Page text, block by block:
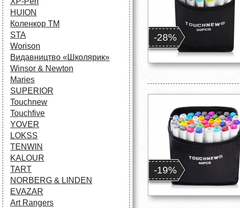
HUION
Коленкор ТМ
STA
Worison
Видавництво «Школярик»
Winsor & Newton
Maries
SUPERIOR
Touchnew
Touchfive
YOVER
LOKSS
TENWIN
KALOUR
TART
NORBERG & LINDEN
EVAZAR
Art Rangers
-28%
-19%